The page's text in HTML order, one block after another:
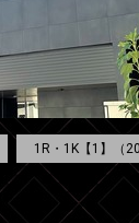
1R・1K【1】（20